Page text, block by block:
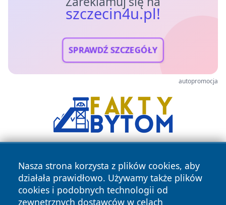
szczecin4u.pl!
SPRAWDŹ SZCZEGÓŁY
autopromocja
Nasza strona korzysta z plików cookies, aby
działała prawidłowo. Używamy także plików
cookies i podobnych technologii od
zewnętrznych dostawców w celach